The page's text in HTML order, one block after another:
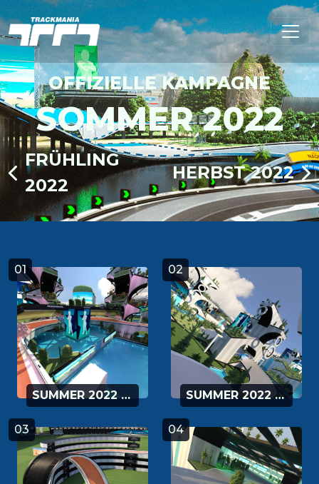
FRÜHLING
2022
OFFIZIELLE KAMPAGNE
SOMMER 2022
HERBST 2022
01
SUMMER 2022 - 01
02
SUMMER 2022 - 02
03 04